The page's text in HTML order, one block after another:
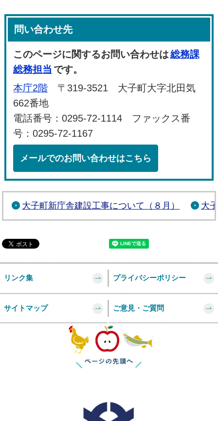
問い合わせ先
このページに関するお問い合わせは総務課
総務担当 です。
本庁2階 〒319-3521 大子町大字北田気
662番地
電話番号：0295-72-1114 ファックス番
号：0295-72-1167
メールでのお問い合わせはこちら
大子町新庁舎建設工事について（８月） 大
リンク集 プライバシーポリシー
サイトマップ ご意見・ご質問